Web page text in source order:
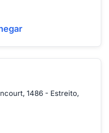
1486 - Estreito,